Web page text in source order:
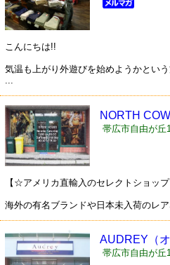
こんにちは!!
気温も上がり外遊びを始めようかとい
...
NORTH
帯広市自由が丘
【☆アメリカ直輸入のセレクトショッ
海外の有名ブランドや日本未入荷のレ
AUDREY（オ
帯広市自由が丘